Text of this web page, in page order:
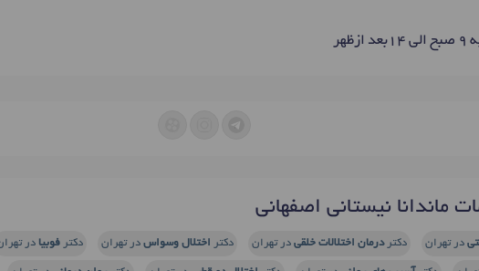
ماندانا نیستانی اصفهانی
در تهران دکتردرمان اختلالات خلقی در تهران دکتر اختلال وسواس در تهران دکتر فوبیا در